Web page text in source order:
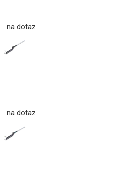
na dotaz
na dotaz